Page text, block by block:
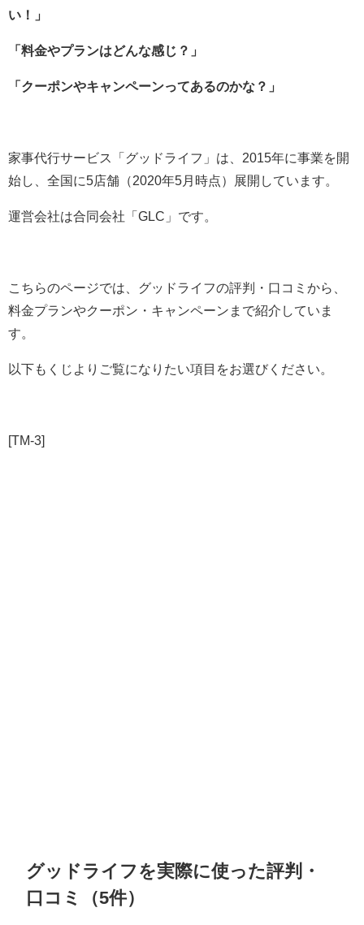
い！」
「料金やプランはどんな感じ？」
「クーポンやキャンペーンってあるのかな？」
家事代行サービス「グッドライフ」は、2015年に事業を開
始し、全国に5店舗（2020年5月時点）展開しています。
運営会社は合同会社「GLC」です。
こちらのページでは、グッドライフの評判・口コミから、
料金プランやクーポン・キャンペーンまで紹介していま
す。
以下もくじよりご覧になりたい項目をお選びください。
[TM-3]
グッドライフを実際に使った評判・
口コミ（5件）